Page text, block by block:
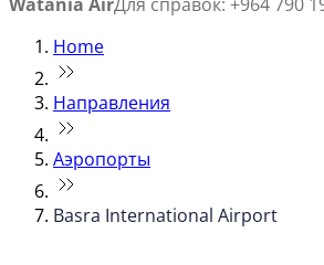
Watania AirДля справок: +964 790
Home
Направления
Аэропорты
Basra International Airport